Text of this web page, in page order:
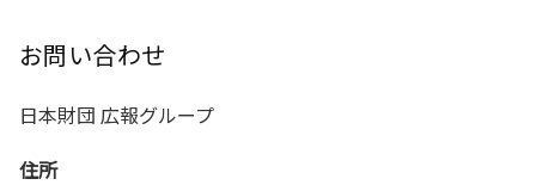
お問い合わせ
日本財団 広報グループ
住所